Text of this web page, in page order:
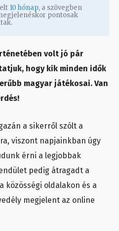
10 hónap, a szövegben
pontosak
volt jó pár
hogy kik minden idők
magyar játékosai. Van
a sikerről szólt a
viszont napjainkban úgy
érni a legjobbak
pedig átragadt a
közösségi oldalakon és a
megjelent az online